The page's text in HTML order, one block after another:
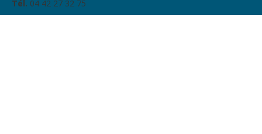
Tél. 04 42 27 32 75